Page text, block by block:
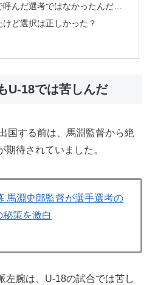
んだ選考ではなかったんだ…
ど選択は正しかった？
U-18では苦しんだ
国する前は、馬淵監督から絶
待されていました。
馬淵史郎監督が選手選考の
策を激白
左腕は、U-18の試合では苦し